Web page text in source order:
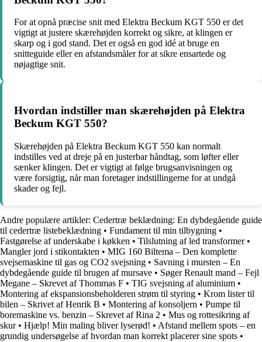
For at opnå præcise snit med Elektra Beckum KGT 550 er det
vigtigt at justere skærehøjden korrekt og sikre, at klingen er
skarp og i god stand. Det er også en god idé at bruge en
snitteguide eller en afstandsmåler for at sikre ensartede og
nøjagtige snit.
Hvordan indstiller man skærehøjden på Elektra
Beckum KGT 550?
Skærehøjden på Elektra Beckum KGT 550 kan normalt
indstilles ved at dreje på en justerbar håndtag, som løfter eller
sænker klingen. Det er vigtigt at følge brugsanvisningen og
være forsigtig, når man foretager indstillingerne for at undgå
skader og fejl.
Andre populære artikler: Cedertræ beklædning: En dybdegående guide
til cedertræ listebeklædning • Fundament til min tilbygning •
Fastgørelse af underskabe i køkken • Tilslutning af led transformer•
Mangler jord i stikontakten • MIG 160 Biltema – Den komplette
svejsemaskine til gas og CO2 svejsning • Savning i mursten – En
dybdegående guide til brugen af mursave • Søger Renault mand – Fejl
Megane – Skrevet af Thommas F • TIG svejsning af aluminium •
Montering af ekspansionsbeholderen strøm til styring • Krom lister til
bilen – Skrivet af Henrik B • Montering af konsoljern • Pumpe til
boremaskine vs. benzin – Skrevet af Rina 2 • Mus og rottesikring af
skur• Hjælp! Min maling bliver lyserød! • Afstand mellem spots – en
grundig undersøgelse af hvordan man korrekt placerer sine spots •